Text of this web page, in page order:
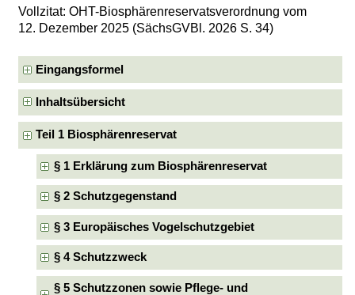
Vollzitat: OHT-Biosphärenreservatsverordnung vom
12. Dezember 2025 (SächsGVBl. 2026 S. 34)
Eingangsformel
Inhaltsübersicht
Teil 1 Biosphärenreservat
§ 1 Erklärung zum Biosphärenreservat
§ 2 Schutzgegenstand
§ 3 Europäisches Vogelschutzgebiet
§ 4 Schutzzweck
§ 5 Schutzzonen sowie Pflege- und